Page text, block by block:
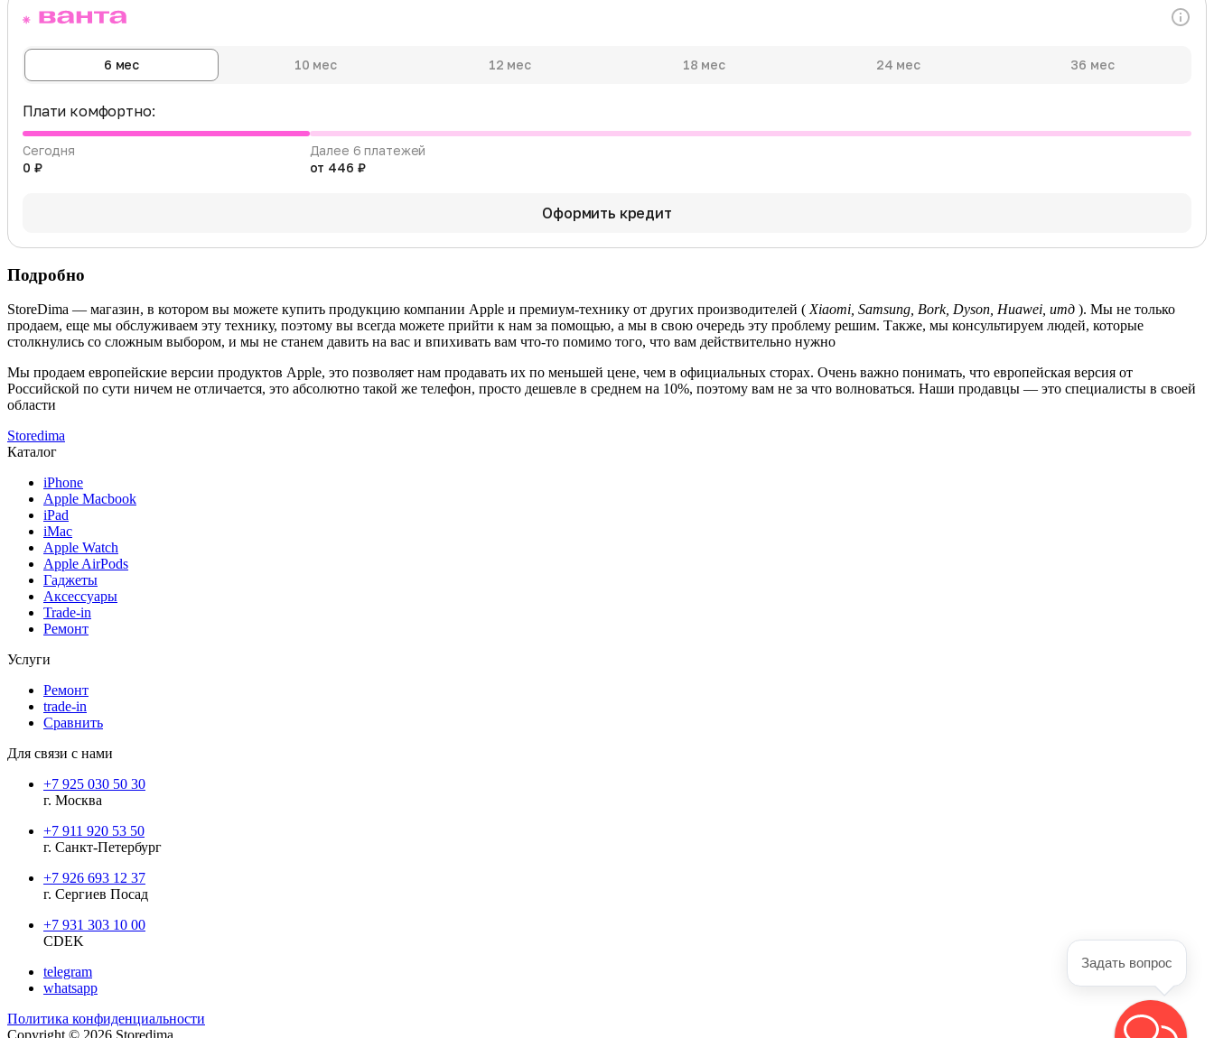
6 мес 10 мес 12 мес 18 мес 24 мес 36 мес
Плати комфортно:
Сегодня
0 ₽
Далее 6 платежей
от 446 ₽
Оформить кредит
Подробно
StoreDima — магазин, в котором вы можете купить продукцию компании Apple и премиум-технику от других производителей ( Xiaomi, Samsung, Bork, Dyson, Huawei, итд ). Мы не только
продаем, еще мы обслуживаем эту технику, поэтому вы всегда можете прийти к нам за помощью, а мы в свою очередь эту проблему решим. Также, мы консультируем людей, которые
столкнулись со сложным выбором, и мы не станем давить на вас и впихивать вам что-то помимо того, что вам действительно нужно
Мы продаем европейские версии продуктов Apple, это позволяет нам продавать их по меньшей цене, чем в официальных сторах. Очень важно понимать, что европейская версия от
Российской по сути ничем не отличается, это абсолютно такой же телефон, просто дешевле в среднем на 10%, поэтому вам не за что волноваться. Наши продавцы — это специалисты в своей
области
Storedima
Каталог
iPhone
Apple Macbook
iPad
iMac
Apple Watch
Apple AirPods
Гаджеты
Аксессуары
Trade-in
Ремонт
Услуги
Ремонт
trade-in
Сравнить
Для связи с нами
+7 925 030 50 30
г. Москва
+7 911 920 53 50
г. Санкт-Петербург
+7 926 693 12 37
г. Сергиев Посад
+7 931 303 10 00
CDEK
telegram
whatsapp
Политика конфиденциальности
Задать вопрос